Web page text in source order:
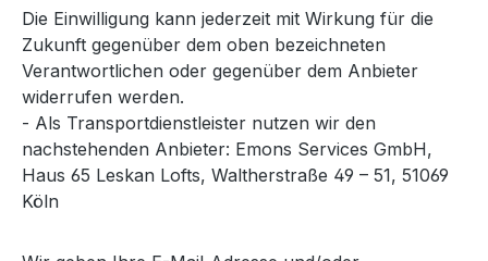
Die Einwilligung kann jederzeit mit Wirkung für die
Zukunft gegenüber dem oben bezeichneten
Verantwortlichen oder gegenüber dem Anbieter
widerrufen werden.
- Als Transportdienstleister nutzen wir den
nachstehenden Anbieter: Emons Services GmbH,
Haus 65 Leskan Lofts, Waltherstraße 49 – 51, 51069
Köln